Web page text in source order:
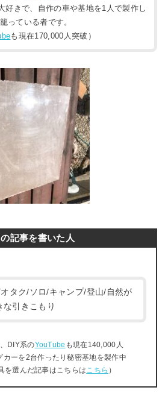
好きで、自作の車や基地を1人で製作し
っている者です。
も現在170,000人突破）
記事を書いた人
オタク/ソロ/キャンプ/登山/自然が
な引きこもり
DIY系のYouTube も現在140,000人
カーを2台作ったり秘密基地を製作中
を選んだ記事はこちらは こちら ）